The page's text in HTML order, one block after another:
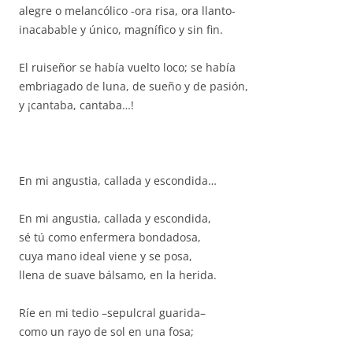
alegre o melancólico -ora risa, ora llanto-
inacabable y único, magnífico y sin fin.
El ruiseñor se había vuelto loco; se había
embriagado de luna, de sueño y de pasión,
y ¡cantaba, cantaba…!
En mi angustia, callada y escondida…
En mi angustia, callada y escondida,
sé tú como enfermera bondadosa,
cuya mano ideal viene y se posa,
llena de suave bálsamo, en la herida.
Ríe en mi tedio –sepulcral guarida–
como un rayo de sol en una fosa;